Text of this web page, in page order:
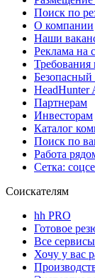
Поиск по
О компании
Наши
Реклама на
Безопасный
HeadHunter
Партнерам
Инвесторам
Каталог
Поиск по
Работа
Сетка:
Соискателям
hh PRO
Готовое
Все сервисы
Хочу у вас